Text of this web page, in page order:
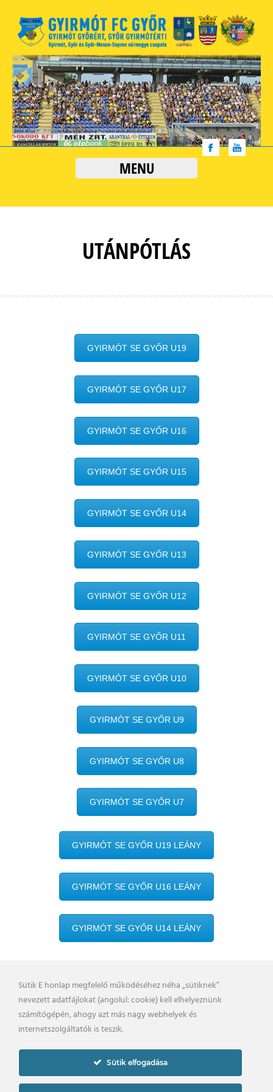
MENU
UTÁNPÓTLÁS
GYIRMÓT SE GYŐR U19
GYIRMÓT SE GYŐR U17
GYIRMÓT SE GYŐR U16
GYIRMÓT SE GYŐR U15
GYIRMÓT SE GYŐR U14
GYIRMÓT SE GYŐR U13
GYIRMÓT SE GYŐR U12
GYIRMÓT SE GYŐR U11
GYIRMÓT SE GYŐR U10
GYIRMÓT SE GYŐR U9
GYIRMÓT SE GYŐR U8
GYIRMÓT SE GYŐR U7
GYIRMÓT SE GYŐR U19 LEÁNY
GYIRMÓT SE GYŐR U16 LEÁNY
GYIRMÓT SE GYŐR U14 LEÁNY
BELSŐ VISSZAÉLÉS BEJELENTÉSI RENDSZER
KAPCSOLAT
UTÁNPÓTLÁS
PÁLYARENDSZABÁLYOK
ADATKEZELÉSI TÁJÉKOZTATÓ
2019. © gyirmotfc.hu
Sütik E honlap megfelelő működéséhez néha „sütiknek”
nevezett adatfájlokat (angolul: cookie) kell elhelyeznünk
számítógépén, ahogy azt más nagy webhelyek és
internetszolgáltatók is teszik.
Sütik elfogadása